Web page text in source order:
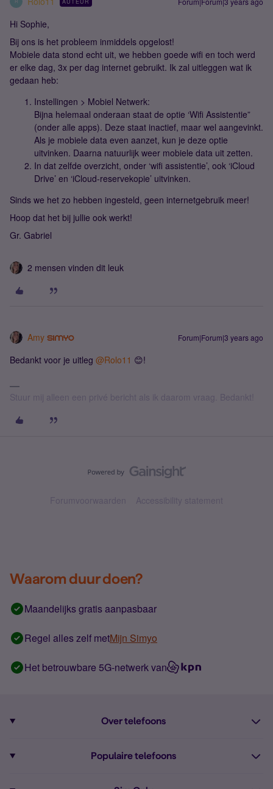
Hi Sophie,
Bij ons is het probleem inmiddels opgelost!
Mobiele data stond echt uit, we hebben goede wifi en toch werd
er elke dag, 3x per dag internet gebruikt. Ik zal uitleggen wat ik
gedaan heb:
Instellingen > Mobiel Netwerk:
Bijna helemaal onderaan staat de optie ‘Wifi Assistentie”
(onder alle apps). Deze staat inactief, maar wel aangevinkt.
Als je mobiele data even aanzet, kun je deze optie
uitvinken. Daarna natuurlijk weer mobiele data uit zetten.
In dat zelfde overzicht, onder ‘wifi assistentie’, ook ‘iCloud
Drive’ en ‘iCloud-reservekopie’ uitvinken.
Sinds we het zo hebben ingesteld, geen internetgebruik meer!
Hoop dat het bij jullie ook werkt!
Gr. Gabriel
2 mensen vinden dit leuk
Amy Forum|Forum|3 years ago
Bedankt voor je uitleg @Rolo11 😊!
Stuur mij alleen een privé bericht als ik daarom vraag. Bedankt!
Forumvoorwaarden Accessibility statement
Waarom duur doen?
Maandelijks gratis aanpasbaar
Regel alles zelf metMijn Simyo
Het betrouwbare 5G-netwerk van
Over telefoons
Populaire telefoons